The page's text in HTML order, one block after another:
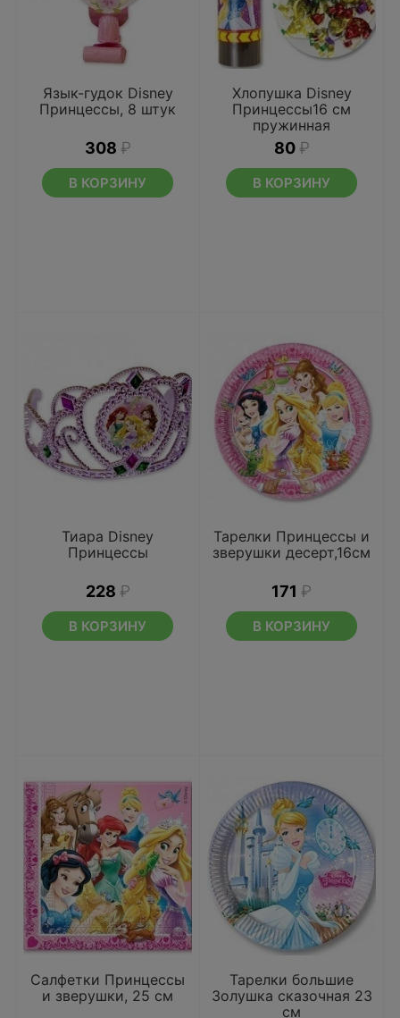
Язык-гудок Disney
Принцессы, 8 штук
308 ₽
В КОРЗИНУ
Хлопушка Disney
Принцессы16 см
пружинная
80 ₽
В КОРЗИНУ
Тиара Disney
Принцессы
228 ₽
В КОРЗИНУ
Тарелки Принцессы и
зверушки десерт,16см
171 ₽
В КОРЗИНУ
Салфетки Принцессы
и зверушки, 25 см
Тарелки большие
Золушка сказочная 23
см